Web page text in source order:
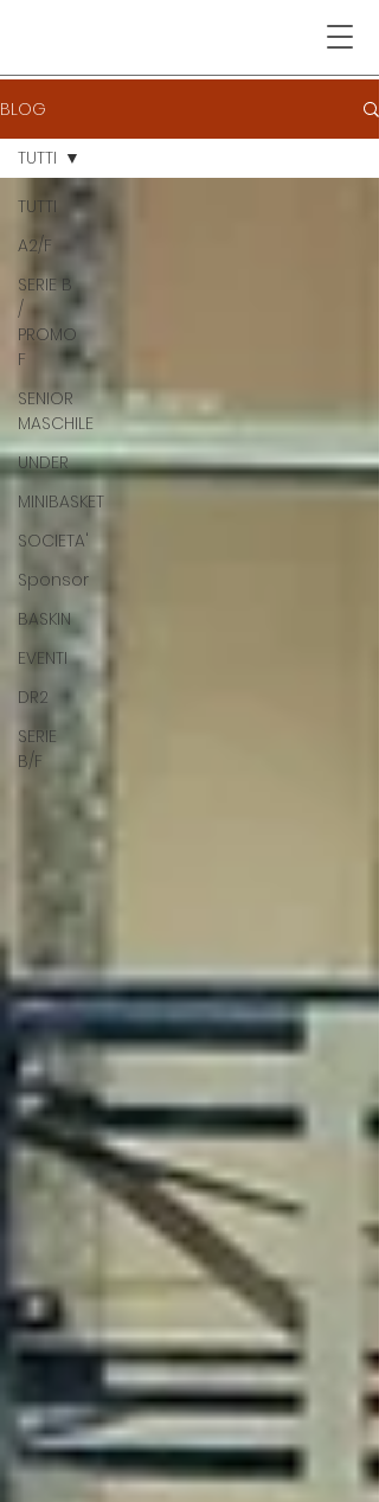
BLOG
TUTTI
A2/F
SERIE B
/
PROMO
F
SENIOR
MASCHILE
UNDER
MINIBASKET
SOCIETA'
Sponsor
BASKIN
EVENTI
DR2
SERIE
B/F
TUTTI